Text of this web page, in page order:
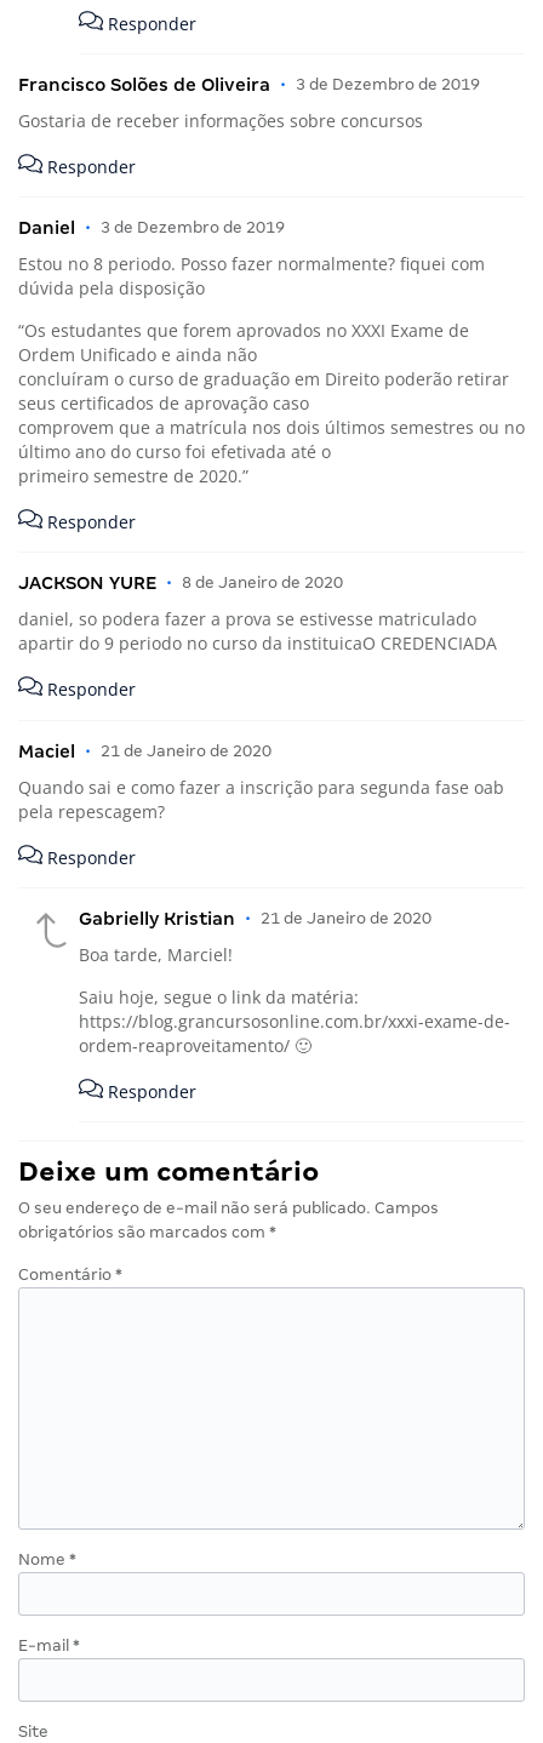
Responder
Francisco Solões de Oliveira • 3 de Dezembro de 2019
Gostaria de receber informações sobre concursos
Responder
Daniel • 3 de Dezembro de 2019
Estou no 8 periodo. Posso fazer normalmente? fiquei com
dúvida pela disposição
“Os estudantes que forem aprovados no XXXI Exame de
Ordem Unificado e ainda não
concluíram o curso de graduação em Direito poderão retirar
seus certificados de aprovação caso
comprovem que a matrícula nos dois últimos semestres ou no
último ano do curso foi efetivada até o
primeiro semestre de 2020.”
Responder
JACKSON YURE • 8 de Janeiro de 2020
daniel, so podera fazer a prova se estivesse matriculado
apartir do 9 periodo no curso da instituicaO CREDENCIADA
Responder
Maciel • 21 de Janeiro de 2020
Quando sai e como fazer a inscrição para segunda fase oab
pela repescagem?
Responder
Gabrielly Kristian • 21 de Janeiro de 2020
Boa tarde, Marciel!
Saiu hoje, segue o link da matéria:
https://blog.grancursosonline.com.br/xxxi-exame-de-
ordem-reaproveitamento/ 🙂
Responder
Deixe um comentário
O seu endereço de e-mail não será publicado. Campos
obrigatórios são marcados com *
Comentário *
Nome *
E-mail *
Site